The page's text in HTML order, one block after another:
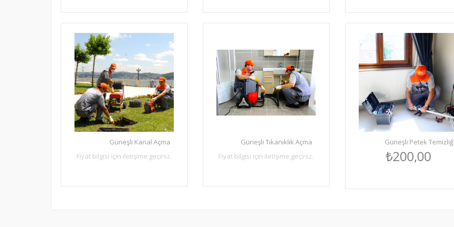
Güneşli Kanal Açma
Fiyat bilgisi için iletişime geçiniz.
Güneşli Tıkanıklık Açma
Fiyat bilgisi için iletişime geçiniz.
Güneşli Petek
₺200,00